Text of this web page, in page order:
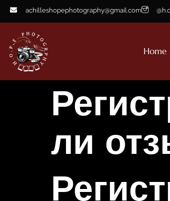
achilleshopephotography@gmail.com
Home
ли